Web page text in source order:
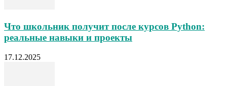
Что школьник получит после курсов Python:
реальные навыки и проекты
17.12.2025